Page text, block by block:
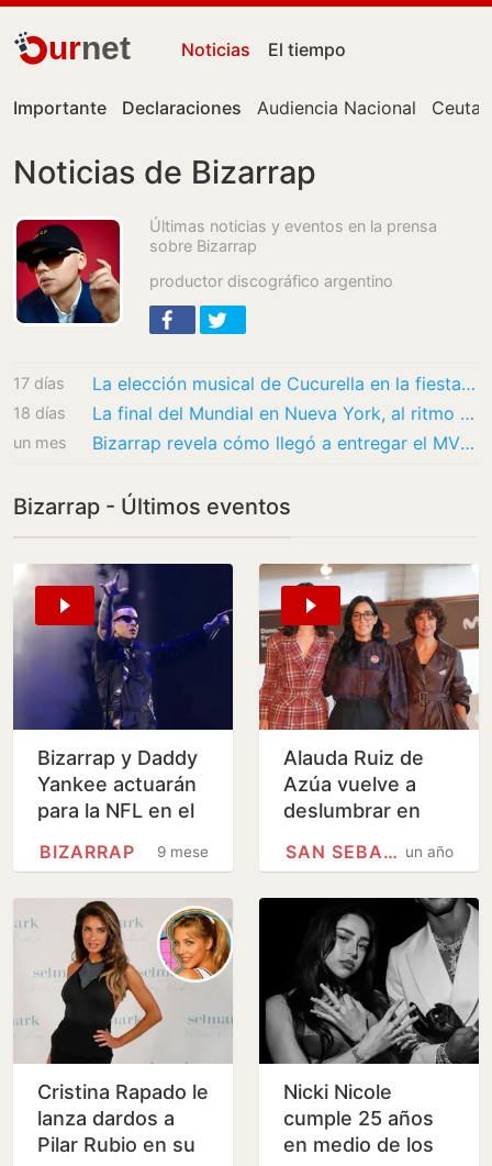
urnet Noticias El tiempo
Importante Declaraciones Audiencia Nacional Ceuta
Noticias de Bizarrap
Últimas noticias y eventos en la prensa
sobre Bizarrap
productor discográfico argentino
17 días La elección musical de Cucurella en la fiesta del Mundial enfurece a Argentina
18 días La final del Mundial en Nueva York, al ritmo de Quevedo
un mes Bizarrap revela cómo llegó a entregar el MVP a Messi y las redes estallan por un detalle
Bizarrap - Últimos eventos
Bizarrap y Daddy
Yankee actuarán
para la NFL en el
Bernabéu
9 meses
BIZARRAP
Alauda Ruiz de
Azúa vuelve a
deslumbrar en
con 'Los
un año
SAN SEBASTIÁN
Cristina Rapado le
lanza dardos a
Pilar Rubio en su
Nicki Nicole
cumple 25 años
en medio de los